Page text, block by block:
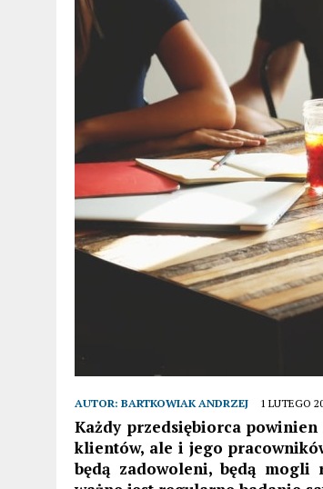
AUTOR: BARTKOWIAK ANDRZEJ 1 LUTEGO
Każdy przedsiębiorca
klientów, ale i jego
będą zadowoleni, będą mogli